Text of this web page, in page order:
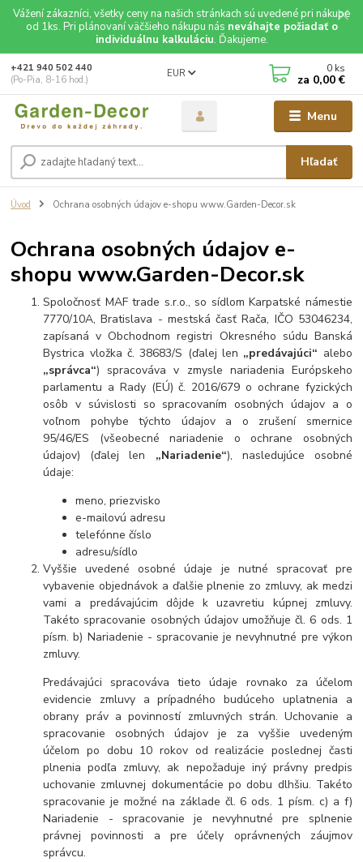
Vážení zákazníci, všetky ceny na našich stránkach sú uvedené pri nákupe
od 1ks. Pri plánovaní väčšieho nákupu nás neváhajte požiadať o
individuálnu kalkuláciu. Ďakujeme.
Menu
EUR
Hľadať
+421 940 502 440
(Po-Pia, 8-16 hod.)
0 ks
za 0,00 €
Úvod Ochrana osobných údajov e-shopu www.Garden-Decor.sk
Ochrana osobných údajov e-
shopu www.Garden-Decor.sk
Spoločnosť MAF trade s.r.o., so sídlom Karpatské námestie
7770/10A, Bratislava - mestská časť Rača, IČO 53046234,
zapísaná v Obchodnom registri Okresného súdu Banská
Bystrica vložka č.38683/S (ďalej len „predávajúci“ alebo
„správca“) spracováva v zmysle nariadenia Európskeho
parlamentu a Rady (EÚ) č. 2016/679 o ochrane fyzických
osôb v súvislosti so spracovaním osobných údajov a o
voľnom pohybe týchto údajov a o zrušení smernice
95/46/ES (všeobecné nariadenie o ochrane osobných
údajov) (ďalej len „Nariadenie“), nasledujúce osobné
údaje:
meno, priezvisko
e-mailovú adresu
telefónne číslo
adresu/sídlo
Vyššie uvedené osobné údaje je nutné spracovať pre
vybavenie objednávok a ďalšie plnenie zo zmluvy, ak medzi
vami a predávajúcim dôjde k uzavretiu kúpnej zmluvy.
Takéto spracovanie osobných údajov umožňuje čl. 6 ods. 1
písm. b) Nariadenie - spracovanie je nevyhnutné pre výkon
zmluvy.
Predávajúci spracováva tieto údaje rovnako za účelom
evidencie zmluvy a prípadného budúceho uplatnenia a
obrany práv a povinností zmluvných strán. Uchovanie a
spracovanie osobných údajov je za vyššie uvedeným
účelom po dobu 10 rokov od realizácie poslednej časti
plnenia podľa zmluvy, ak nepožaduje iný právny predpis
uchovanie zmluvnej dokumentácie po dobu dlhšiu. Takéto
spracovanie je možné na základe čl. 6 ods. 1 písm. c) a f)
Nariadenie - spracovanie je nevyhnutné pre splnenie
právnej povinnosti a pre účely oprávnených záujmov
správcu.